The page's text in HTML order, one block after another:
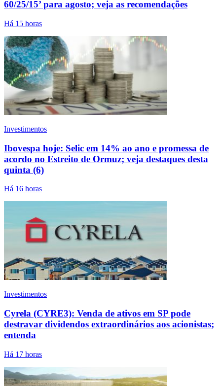
60/25/15’ para agosto; veja as recomendações
Há 15 horas
Investimentos
Ibovespa hoje: Selic em 14% ao ano e promessa de
acordo no Estreito de Ormuz; veja destaques desta
quinta (6)
Há 16 horas
Investimentos
Cyrela (CYRE3): Venda de ativos em SP pode
destravar dividendos extraordinários aos acionistas;
entenda
Há 17 horas